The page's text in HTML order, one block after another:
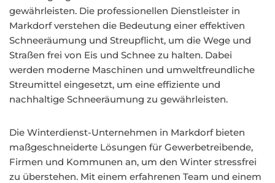
gewährleisten. Die professionellen Dienstleister in
Markdorf verstehen die Bedeutung einer effektiven
Schneeräumung und Streupflicht, um die Wege und
Straßen frei von Eis und Schnee zu halten. Dabei
werden moderne Maschinen und umweltfreundliche
Streumittel eingesetzt, um eine effiziente und
nachhaltige Schneeräumung zu gewährleisten.
Die Winterdienst-Unternehmen in Markdorf bieten
maßgeschneiderte Lösungen für Gewerbetreibende,
Firmen und Kommunen an, um den Winter stressfrei
zu überstehen. Mit einem erfahrenen Team und einem